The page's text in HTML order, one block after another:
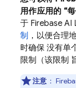
用作应用的 “
于 Firebase AI
制 ，以便合理
时确保 没有单
限制（该限制
注意 ：